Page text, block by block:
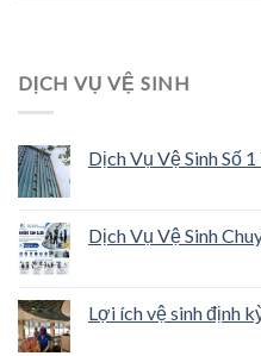
DỊCH VỤ VỆ SINH
Dịch Vụ Vệ Sinh Số
Dịch Vụ Vệ Sinh
Lợi ích vệ sinh định